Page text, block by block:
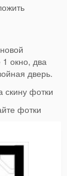
окно, два
дверь.
скину фотки
фотки